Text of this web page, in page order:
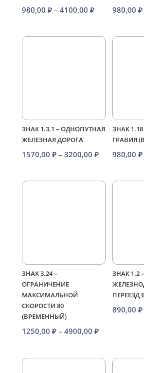
980,00 ₽ – 4100,00 ₽Диапазон
980,00 ₽
980,00₽
ЗНАК 1.3.1 – ОДНОПУТНАЯ
ЖЕЛЕЗНАЯ ДОРОГА
1570,00 ₽ – 3200,00 ₽Диапазон
1570,00 ₽
ЗНАК
ГРАВИЯ
980,00₽
ЗНАК 3.24 –
ОГРАНИЧЕНИЕ
МАКСИМАЛЬНОЙ
СКОРОСТИ 80
(ВРЕМЕННЫЙ)
1250,00 ₽ – 4900,00 ₽Диапазон
1250,00 ₽
ЗНАК 1.2 –
ПЕРЕЕЗД
890,00₽